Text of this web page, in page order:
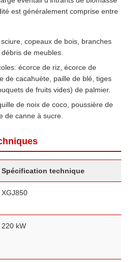
est généralement comprise entre
copeaux de bois, branches
de meubles.
écorce de riz, écorce de
de cacahuète, paille de blé, tiges
de fruits vides) de palmier.
de noix de coco, poussière de
de canne à sucre.
Spécification technique
XGJ850
220 kW